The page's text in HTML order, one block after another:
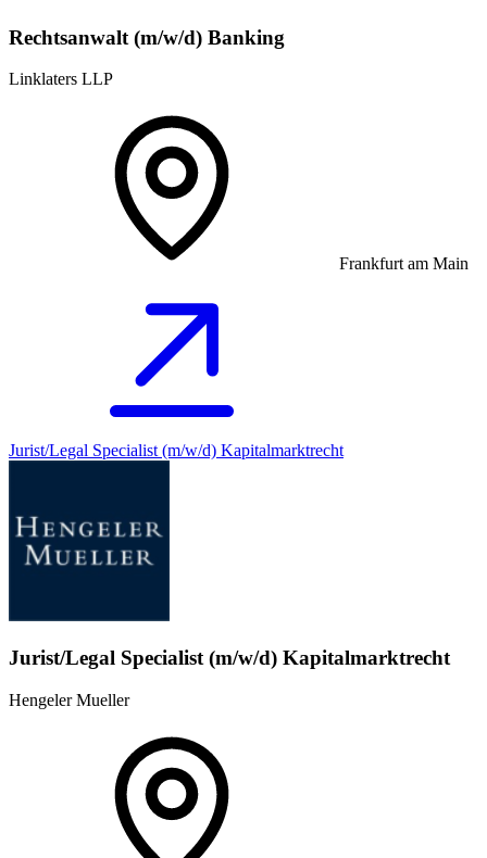
Rechtsanwalt (m/w/d) Banking
Linklaters LLP
Frankfurt am Main
Jurist/Legal Specialist (m/w/d) Kapitalmarktrecht
Jurist/Legal Specialist (m/w/d) Kapitalmarktrecht
Hengeler Mueller